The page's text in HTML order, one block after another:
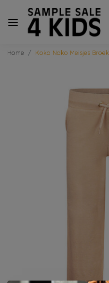
Home Koko Noko Meisjes Broek